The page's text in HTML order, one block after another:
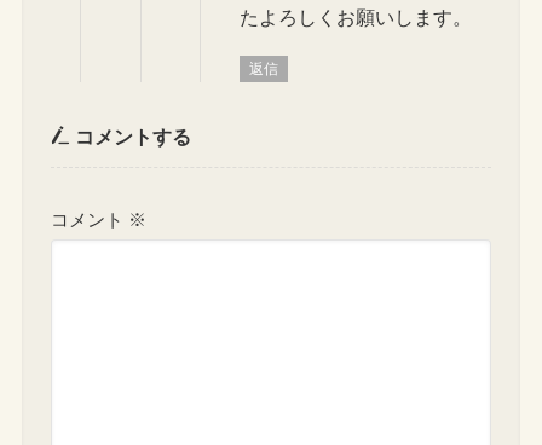
たよろしくお願いします。
返信
コメントする
コメント ※